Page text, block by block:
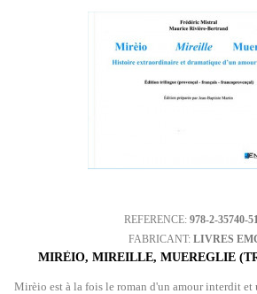
REFERENCE: 978-2-35740-
FABRICANT: LIVRES
MIRÈIO, MIREILLE, MUEREGLIE
Mirèio est à la fois le roman d'un amour interdit et